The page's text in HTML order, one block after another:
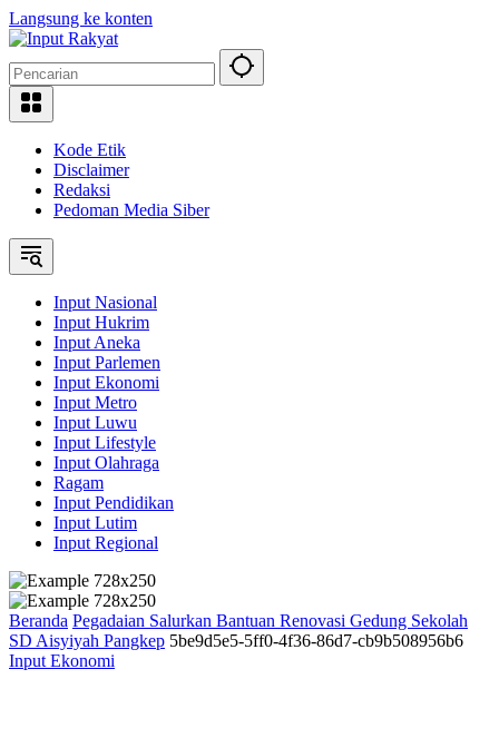
Langsung ke konten
Kode Etik
Disclaimer
Redaksi
Pedoman Media Siber
Input Nasional
Input Hukrim
Input Aneka
Input Parlemen
Input Ekonomi
Input Metro
Input Luwu
Input Lifestyle
Input Olahraga
Ragam
Input Pendidikan
Input Lutim
Input Regional
Beranda Pegadaian Salurkan Bantuan Renovasi Gedung Sekolah
SD Aisyiyah Pangkep 5be9d5e5-5ff0-4f36-86d7-cb9b508956b6
Input Ekonomi